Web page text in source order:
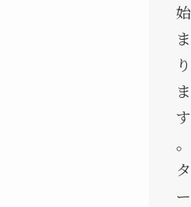
始
ま
り
ま
す
。
タ
ー